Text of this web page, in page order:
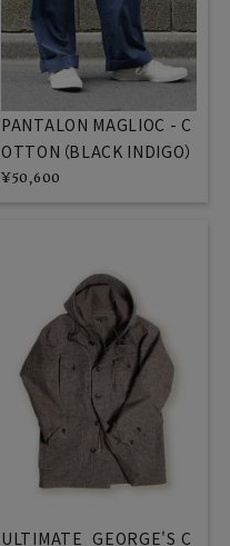
PANTALON MAGLIOC - C
OTTON（BLACK INDIGO）
¥50,600
ULTIMATE_GEORGE'S C